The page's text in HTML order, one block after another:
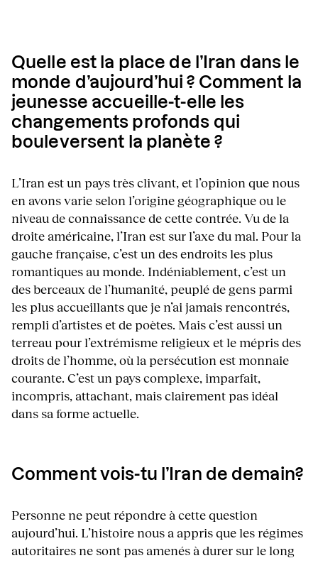
Quelle est la place de l’Iran dans le
monde d’aujourd’hui ? Comment la
jeunesse accueille-t-elle les
changements profonds qui
bouleversent la planète ?
L’Iran est un pays très clivant, et l’opinion que nous
en avons varie selon l’origine géographique ou le
niveau de connaissance de cette contrée. Vu de la
droite américaine, l’Iran est sur l’axe du mal. Pour la
gauche française, c’est un des endroits les plus
romantiques au monde. Indéniablement, c’est un
des berceaux de l’humanité, peuplé de gens parmi
les plus accueillants que je n’ai jamais rencontrés,
rempli d’artistes et de poètes. Mais c’est aussi un
terreau pour l’extrémisme religieux et le mépris des
droits de l’homme, où la persécution est monnaie
courante. C’est un pays complexe, imparfait,
incompris, attachant, mais clairement pas idéal
dans sa forme actuelle.
Comment vois-tu l’Iran de demain?
Personne ne peut répondre à cette question
aujourd’hui. L’histoire nous a appris que les régimes
autoritaires ne sont pas amenés à durer sur le long